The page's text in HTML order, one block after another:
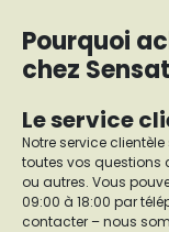
Pourquoi
chez
Le service
Notre service
toutes vos questions
ou autres. Vous
09:00 à 18:00 par
contacter – nous